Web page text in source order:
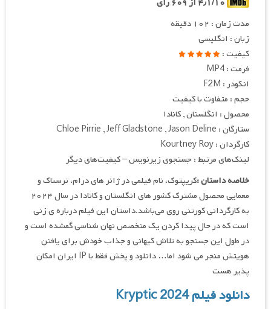
مدت زمان : ۱۰۲ دقیقه
زبان : انگلیسی
کیفیت :
فرمت : MP4
انکودر : F2M
حجم : متفاوت با کیفیت
محصول : انگلستان , کانادا
ستارگان : Chloe Pirrie , Jeff Gladstone , Jason Deline
کارگردان : Kourtney Roy
لینک‌های مرتبط : جستجوی زیرنویس – کیفیت‌های دیگر
خلاصه داستان :کریپتوک، نام فیلمی در ژانر های درام، ترسناک و
معمایی محصول مشترک کشور های انگلستان و کانادا در سال ۲۰۲۴
به کارگردانی کورتنی روی می‌باشد.داستان این فیلم درباره ی زنی
است که در حال پیدا کردن یک متخصص نهان شناسی گمشده است و
در طول این جستجو به تلاش کیهانی و جذاب خودش برای یافتن
هویتش منجر می شود اما… دانلود و پخش فقط با IP ایران امکان
پذیر هست
دانلود فیلم Kryptic 2024